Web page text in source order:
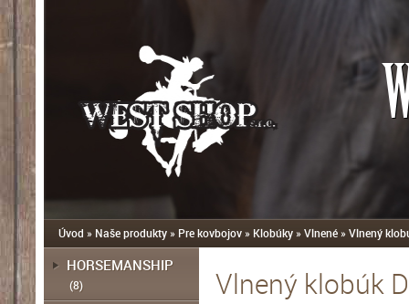
Úvod » Naše produkty» Pre kovbojov» Klobúky»Vlnené»Vlnený
Vlnený klobúk
HORSEMANSHIP
(8)